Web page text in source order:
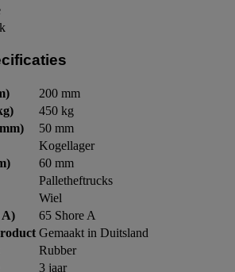
200 mm
450 kg
50 mm
Kogellager
60 mm
Palletheftrucks
Wiel
A)
65 Shore A
Gemaakt in Duitsland
Rubber
3 jaar